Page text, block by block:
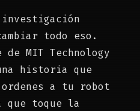
todo eso.
MIT Technology
historia que
a tu robot
que toque la